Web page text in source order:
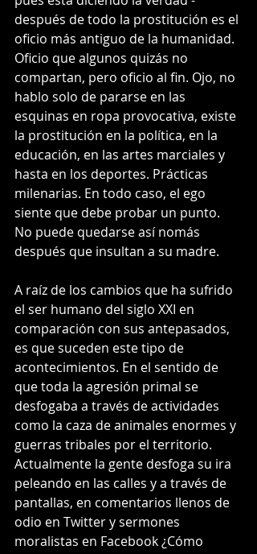
después de todo la prostitución es el
oficio más antiguo de la humanidad.
Oficio que algunos quizás no
compartan, pero oficio al fin. Ojo, no
hablo solo de pararse en las
esquinas en ropa provocativa, existe
la prostitución en la política, en la
educación, en las artes marciales y
hasta en los deportes. Prácticas
milenarias. En todo caso, el ego
siente que debe probar un punto.
No puede quedarse así nomás
después que insultan a su madre.
A raíz de los cambios que ha sufrido
el ser humano del siglo XXI en
comparación con sus antepasados,
es que suceden este tipo de
acontecimientos. En el sentido de
que toda la agresión primal se
desfogaba a través de actividades
como la caza de animales enormes y
guerras tribales por el territorio.
Actualmente la gente desfoga su ira
peleando en las calles y a través de
pantallas, en comentarios llenos de
odio en Twitter y sermones
moralistas en Facebook ¿Cómo